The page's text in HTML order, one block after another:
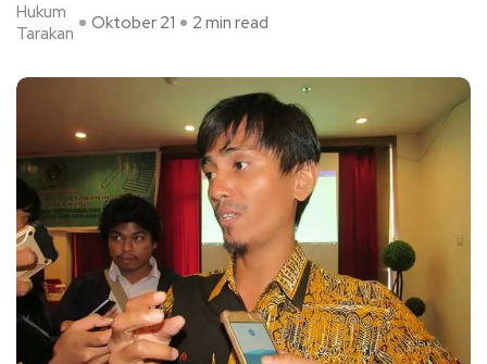
Hukum
Tarakan
Oktober 21 2 min read